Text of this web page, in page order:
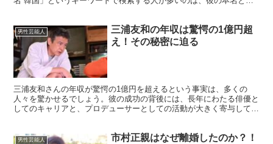
男性芸能人
三浦友和の年収は驚愕の1億円超
え！その秘密に迫る
三浦友和さんの年収が驚愕の1億円を超えるという事実は、多くの
人々を驚かせるでしょう。彼の成功の背後には、長年にわたる俳優と
してのキャリアと、プロデューサーとしての活動が大きく寄与してい
男性芸能人
市村正親はなぜ離婚したのか？！